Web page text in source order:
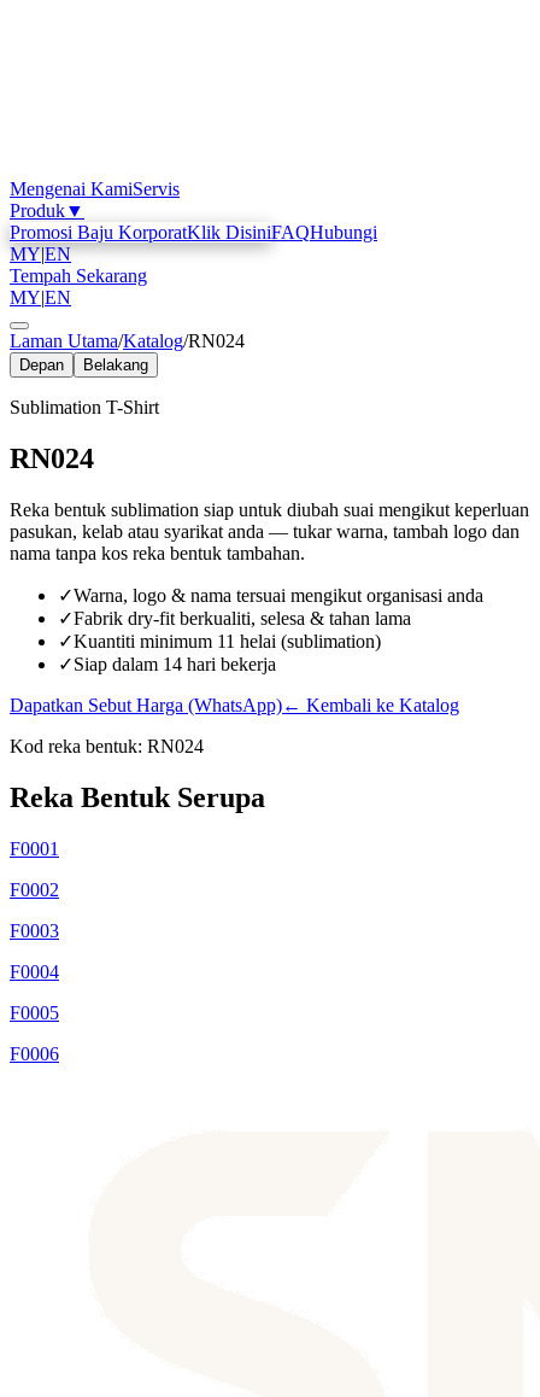
Mengenai KamiServis
Produk▼
Promosi Baju KorporatKlik DisiniFAQHubungi
MY|EN
Tempah Sekarang
MY|EN
Laman Utama/Katalog/RN024
Depan Belakang
Sublimation T-Shirt
RN024
Reka bentuk sublimation siap untuk diubah suai mengikut keperluan
pasukan, kelab atau syarikat anda — tukar warna, tambah logo dan
nama tanpa kos reka bentuk tambahan.
✓Warna, logo & nama tersuai mengikut organisasi anda
✓Fabrik dry-fit berkualiti, selesa & tahan lama
✓Kuantiti minimum 11 helai (sublimation)
✓Siap dalam 14 hari bekerja
Dapatkan Sebut Harga (WhatsApp)← Kembali ke Katalog
Kod reka bentuk: RN024
Reka Bentuk Serupa
F0001
F0002
F0003
F0004
F0005
F0006